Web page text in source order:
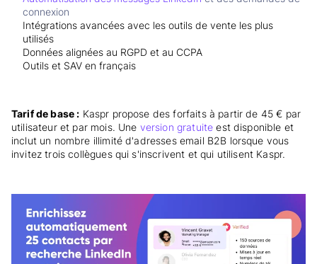
connexion
Intégrations avancées avec les outils de vente les plus
utilisés
Données alignées au RGPD et au CCPA
Outils et SAV en français
Tarif de base : Kaspr propose des forfaits à partir de 45 € par
utilisateur et par mois. Une version gratuite est disponible et
inclut un nombre illimité d'adresses email B2B lorsque vous
invitez trois collègues qui s'inscrivent et qui utilisent Kaspr.